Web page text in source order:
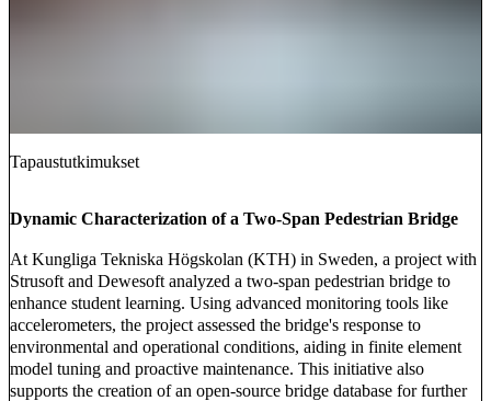
Tapaustutkimukset
Dynamic Characterization of a Two-Span Pedestrian Bridge
At Kungliga Tekniska Högskolan (KTH) in Sweden, a project with
Strusoft and Dewesoft analyzed a two-span pedestrian bridge to
enhance student learning. Using advanced monitoring tools like
accelerometers, the project assessed the bridge's response to
environmental and operational conditions, aiding in finite element
model tuning and proactive maintenance. This initiative also
supports the creation of an open-source bridge database for further